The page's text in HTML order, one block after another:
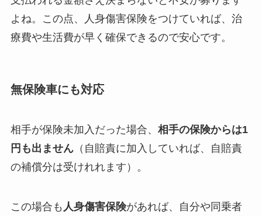
よね。この点、人身傷害保険をつけていれば、治
療費や生活費が早く確保できるので安心です。
無保険車にも対応
相手が保険未加入だった場合、 相手の保険からは1
円も出ません（自賠責に加入していれば、自賠責
の補償分は受けれれます）。
この場合も 人身傷害保険があれば、自分や同乗者